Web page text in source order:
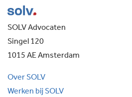
SOLV Advocaten
Singel 120
1015 AE Amsterdam
Over SOLV
Werken bij SOLV